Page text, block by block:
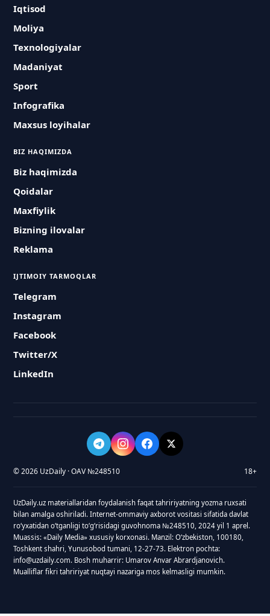
Iqtisod
Moliya
Texnologiyalar
Madaniyat
Sport
Infografika
Maxsus loyihalar
BIZ HAQIMIZDA
Biz haqimizda
Qoidalar
Maxfiylik
Bizning ilovalar
Reklama
IJTIMOIY TARMOQLAR
Telegram
Instagram
Facebook
Twitter/X
LinkedIn
© 2026 UzDaily · OAV №248510 18+
UzDaily.uz materiallaridan foydalanish faqat tahririyatning yozma ruxsati
bilan amalga oshiriladi. Internet-ommaviy axborot vositasi sifatida davlat
roʻyxatidan oʻtganligi toʻgʻrisidagi guvohnoma №248510, 2024 yil 1 aprel.
Muassis: «Daily Media» xususiy korxonasi. Manzil: Oʻzbekiston, 100180,
Toshkent shahri, Yunusobod tumani, 12-27-73. Elektron pochta:
info@uzdaily.com. Bosh muharrir: Umarov Anvar Abrardjanovich.
Mualliflar fikri tahririyat nuqtayi nazariga mos kelmasligi mumkin.